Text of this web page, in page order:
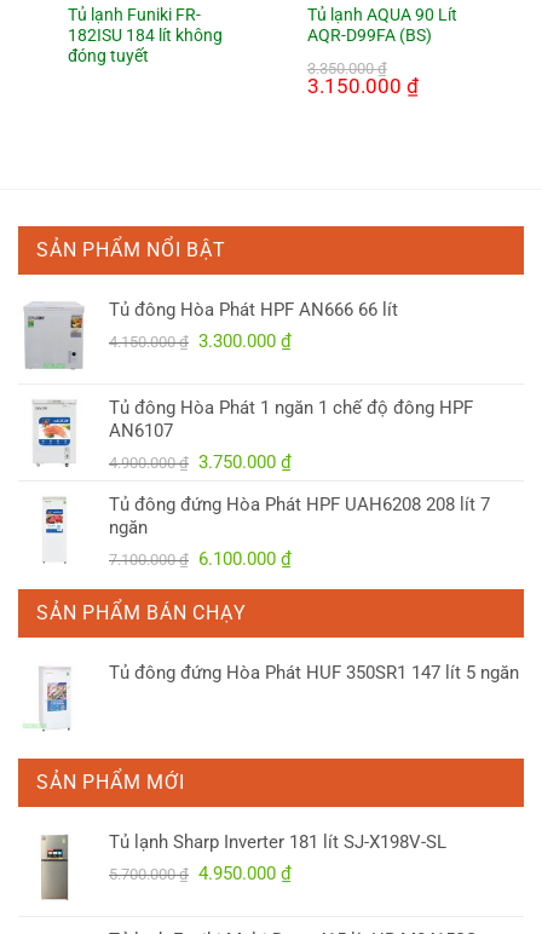
Tủ lạnh Funiki FR-
182ISU 184 lít không
đóng tuyết
Tủ lạnh AQUA 90 Lít
AQR-D99FA (BS)
3.350.000₫
Giá
gốc
3.150.000 ₫Giá
hiện
SẢN PHẨM NỔI BẬT
Tủ đông Hòa Phát HPF AN666 66 lít
4.150.000₫ Giá
4.150.000 ₫.
3.300.000 ₫Giá
là:
Tủ đông Hòa Phát 1 ngăn 1 chế độ đông HPF
AN6107
4.900.000₫ Giá
là:
3.750.000 ₫Giá
tại
3.750.000 ₫.
Tủ đông đứng Hòa Phát HPF UAH6208 208 lít 7
ngăn
7.100.000₫ Giá
là:
7.100.000 ₫.
6.100.000 ₫Giá
là:
SẢN PHẨM BÁN CHẠY
Tủ đông đứng Hòa Phát HUF 350SR1 147 lít 5 ngăn
SẢN PHẨM MỚI
Tủ lạnh Sharp Inverter 181 lít SJ-X198V-SL
5.700.000₫ Giá
4.950.000 ₫Giá